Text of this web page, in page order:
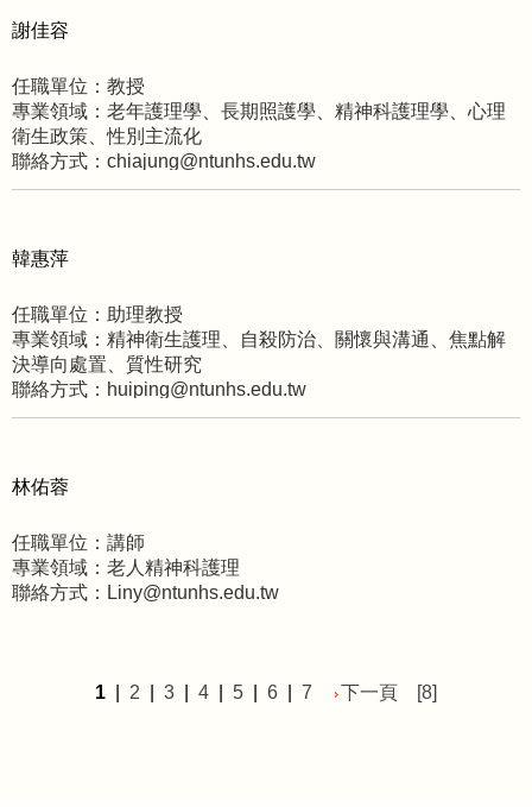
謝佳容
任職單位：教授
專業領域：老年護理學、長期照護學、精神科護理學、心理
衛生政策、性別主流化
聯絡方式：chiajung@ntunhs.edu.tw
韓惠萍
任職單位：助理教授
專業領域：精神衛生護理、自殺防治、關懷與溝通、焦點解
決導向處置、質性研究
聯絡方式：huiping@ntunhs.edu.tw
林佑蓉
任職單位：講師
專業領域：老人精神科護理
聯絡方式：Liny@ntunhs.edu.tw
1 2 3 4 5 6 7 下一頁 [8]